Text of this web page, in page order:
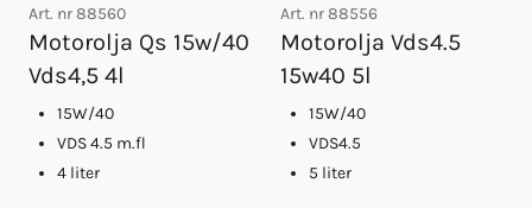
Art. nr88560
Motorolja Qs 15w/40
Vds4,5 4l
15W/40
VDS 4.5 m.fl
4 liter
Art. nr88556
Motorolja Vds4.5
15w40 5l
15W/40
VDS4.5
5 liter